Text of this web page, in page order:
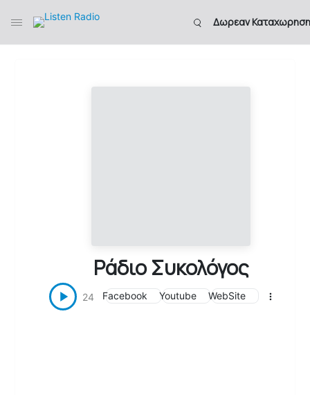
Δωρεαν
Ράδιο Συκολόγος
24 Facebook Youtube WebSite